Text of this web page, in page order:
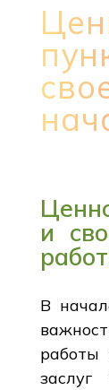
и
В
работы
заслуг